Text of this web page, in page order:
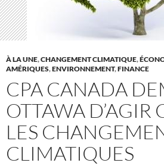
À LA UNE,CHANGEMENT CLIMATIQUE,
AMÉRIQUES,ENVIRONNEMENT,FINANCE
CPA CANADA
OTTAWA D’AGIR
LES
CLIMATIQUES